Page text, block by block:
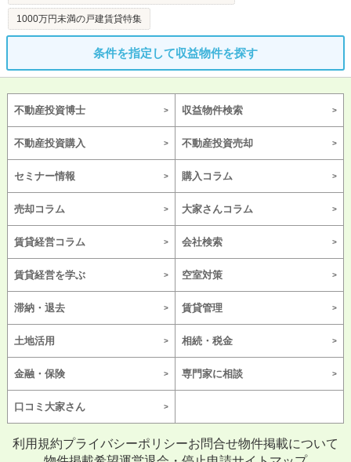
1000万円未満の戸建賃貸特集
条件を指定して収益物件を探す
不動産投資博士 収益物件検索
不動産投資購入 不動産投資売却
セミナー情報 購入コラム
売却コラム 大家さんコラム
賃貸経営コラム 会社検索
賃貸経営を学ぶ 空室対策
滞納・退去 賃貸管理
土地活用 相続・税金
金融・保険 専門家に相談
口コミ大家さん
利用規約プライバシーポリシーお問合せ物件掲載について